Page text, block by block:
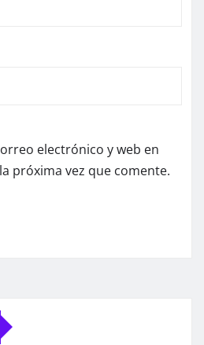
electrónico y web en
próxima vez que comente.